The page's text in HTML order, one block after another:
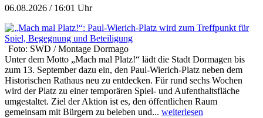
06.08.2026 / 16:01 Uhr
Foto: SWD / Montage Dormago
Unter dem Motto „Mach mal Platz!“ lädt die Stadt Dormagen bis
zum 13. September dazu ein, den Paul-Wierich-Platz neben dem
Historischen Rathaus neu zu entdecken. Für rund sechs Wochen
wird der Platz zu einer temporären Spiel- und Aufenthaltsfläche
umgestaltet. Ziel der Aktion ist es, den öffentlichen Raum
gemeinsam mit Bürgern zu beleben und... weiterlesen